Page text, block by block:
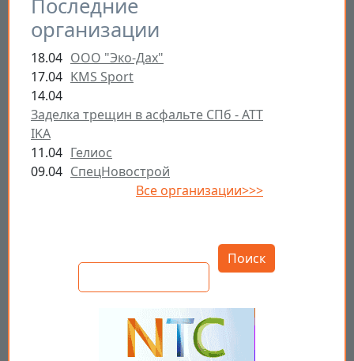
Последние
организации
18.04 ООО "Эко-Дах"
17.04 KMS Sport
14.04
Заделка трещин в асфальте СПб - ATT
IKA
11.04 Гелиос
09.04 СпецНовострой
Все организации>>>